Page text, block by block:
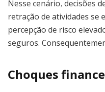
Nesse cenário, decisões
retração de atividades se
percepção de risco
seguros.
Choques